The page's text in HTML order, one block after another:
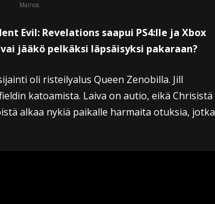
Mainos
Evil: Revelations saapui PS4:lle ja Xbox
jääkö pelkäksi läpsäisyksi pakaraan?
oli risteilyalus Queen Zenobilla. Jill
katoamista. Laiva on autio, eikä Chrisistä
alkaa nykiä paikalle harmaita otuksia, jotka